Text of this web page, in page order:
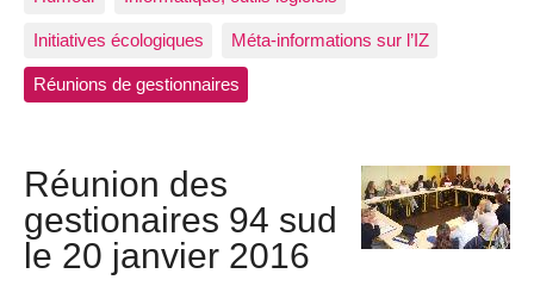
Initiatives écologiques Méta-informations sur l’IZ
Réunions de gestionnaires
Réunion des
gestionaires 94 sud
le 20 janvier 2016